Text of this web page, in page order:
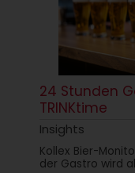
24 Stunden
TRINKtime
Insights
Kollex Bier-
der Gastro wird